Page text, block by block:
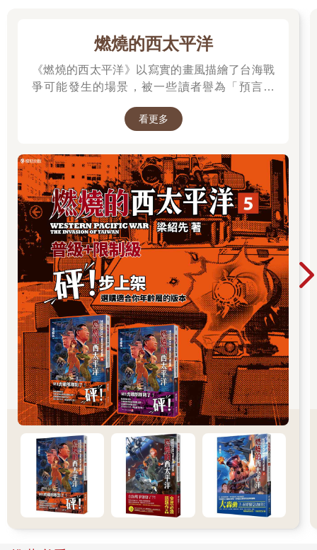
所以，如果當時有人說「你是豬」，
多半是在誇你。
當是之時，雖欲為孤豚，豈可得乎？子亟去，無汙我。我寧遊戲
汙瀆之中自快，無為有國者所羈，終身不仕，以快吾志焉。--《史
豬不僅有力量，
還有超強的繁殖力。
脆弱的原始人類很想生孩子的時候，
高產似母豬，
於是，豬又被當作是「地母」。
甚至，古人還認為豬可以招來財富和吉祥
給人帶來好運。
《釋名》中有「亥，核也。收藏萬物，核取其好惡真偽也。」亥
（即豬）還有收藏的意思，所以存錢罐用豬豬的形象，也不是沒
有道理。
東坡肉
熙寧10年（西元1077年）蘇軾赴任徐州知州遇上洪水。蘇軾帶著
士兵和老百姓一起努力抗洪保住了徐州城。為了感謝這位好知
州，為了感謝蘇軾，民眾紛紛送上豬肉，蘇軾推辭不掉，便拿著
這些肉研究了新吃法，又回饋給民眾
元豐3年(西元1080年)，被貶到黃州的蘇軾發現富人不屑於吃豬
肉，窮人不會吃豬肉，便寫下《豬肉頌》線上指導大家一起吃豬
元祐4年（西元1089年），蘇軾到杭州任知州，結果又遇上大雨，
而蘇軾又一次抗洪成功，為感謝蘇軾，杭州老百姓帶來了蘇軾傳
燃燒的西太平洋
《燃燒的西太平洋》以寫實的畫風描繪了台海戰
爭可能發生的場景，被一些讀者譽為「預言之
品在CCC連載中。第五集為最新級數，買就抽作
看更多